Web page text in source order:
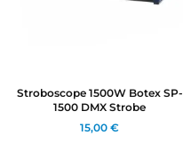
Stroboscope 1500W Botex SP-
1500 DMX Strobe
15,00 €